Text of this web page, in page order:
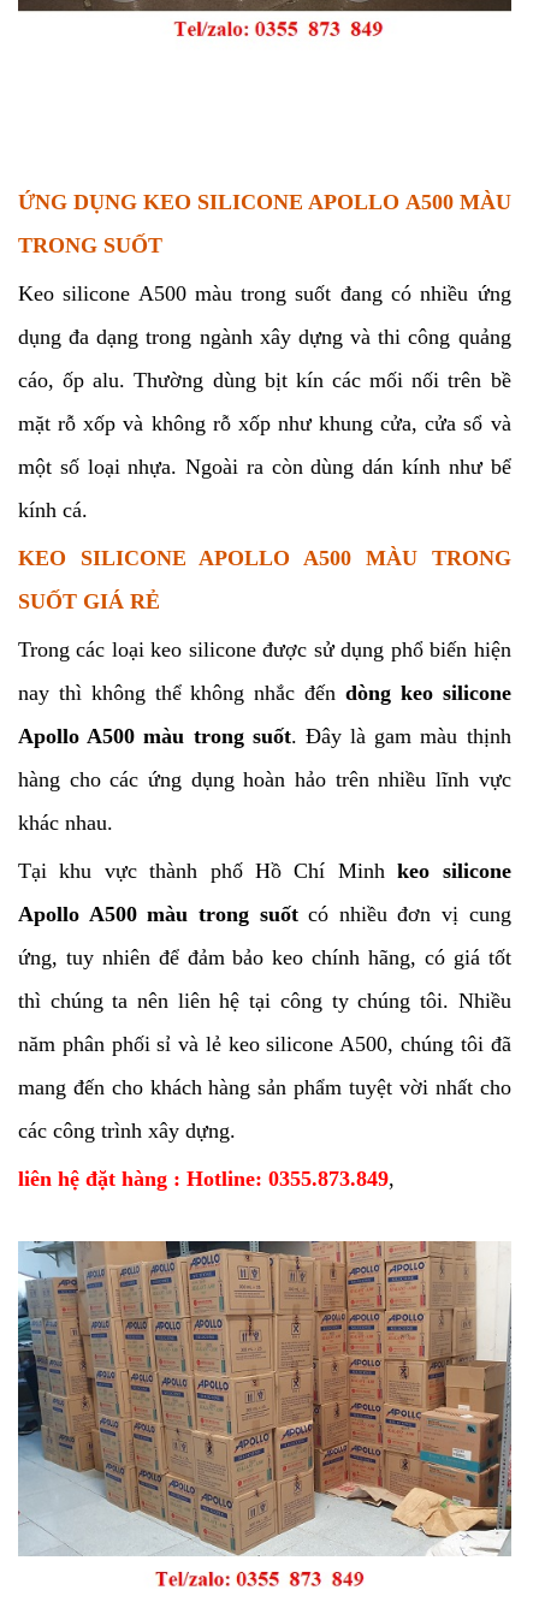
ỨNG DỤNG KEO SILICONE APOLLO A500 MÀU
TRONG SUỐT
Keo silicone A500 màu trong suốt đang có nhiều ứng
dụng đa dạng trong ngành xây dựng và thi công quảng
cáo, ốp alu. Thường dùng bịt kín các mối nối trên bề
mặt rỗ xốp và không rỗ xốp như khung cửa, cửa sổ và
một số loại nhựa. Ngoài ra còn dùng dán kính như bể
kính cá.
KEO SILICONE APOLLO A500 MÀU TRONG
SUỐT GIÁ RẺ
Trong các loại keo silicone được sử dụng phổ biến hiện
nay thì không thể không nhắc đến dòng keo silicone
Apollo A500 màu trong suốt. Đây là gam màu thịnh
hàng cho các ứng dụng hoàn hảo trên nhiều lĩnh vực
khác nhau.
Tại khu vực thành phố Hồ Chí Minhkeo silicone
Apollo A500 màu trong suốtcó nhiều đơn vị cung
ứng, tuy nhiên để đảm bảo keo chính hãng, có giá tốt
thì chúng ta nên liên hệ tại công ty chúng tôi. Nhiều
năm phân phối sỉ và lẻ keo silicone A500, chúng tôi đã
mang đến cho khách hàng sản phẩm tuyệt vời nhất cho
các công trình xây dựng.
liên hệ đặt hàng : Hotline: 0355.873.849,